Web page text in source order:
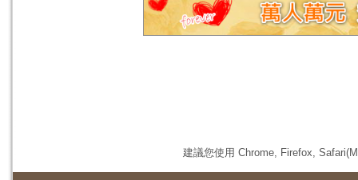
建議您使用 Chrome, Firefox,